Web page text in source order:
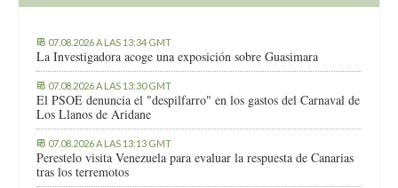
07.08.2026 A LAS 13:34 GMT
La Investigadora acoge una exposición sobre Guasimara
07.08.2026 A LAS 13:30 GMT
El PSOE denuncia el "despilfarro" en los gastos del Carnaval de
Los Llanos de Aridane
07.08.2026 A LAS 13:13 GMT
Perestelo visita Venezuela para evaluar la respuesta de Canarias
tras los terremotos